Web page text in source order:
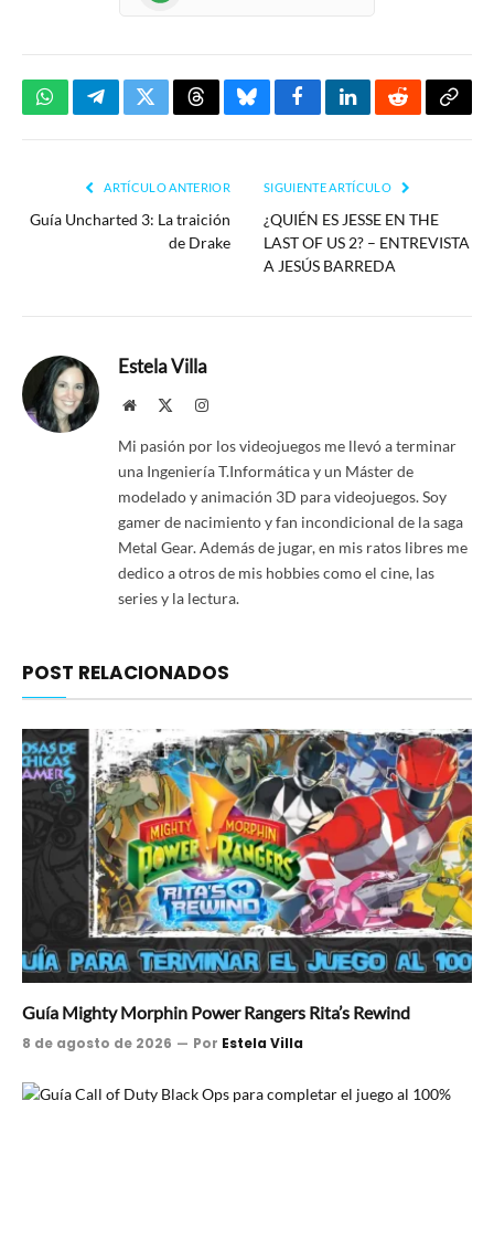
WhatsAppTelegramTwitterThreadsBlueskyFacebookLinkedInReddit
ARTÍCULO ANTERIOR
Guía Uncharted 3: La traición
de Drake
SIGUIENTE ARTÍCULO
¿QUIÉN ES JESSE EN THE
LAST OF US 2? – ENTREVISTA
A JESÚS BARREDA
Estela Villa
Website Instagram
Mi pasión por los videojuegos me llevó a terminar
una Ingeniería T.Informática y un Máster de
modelado y animación 3D para videojuegos. Soy
gamer de nacimiento y fan incondicional de la saga
Metal Gear. Además de jugar, en mis ratos libres me
dedico a otros de mis hobbies como el cine, las
series y la lectura.
POST RELACIONADOS
Guía Mighty Morphin Power Rangers Rita’s Rewind
8 de agosto de 2026 Por Estela Villa